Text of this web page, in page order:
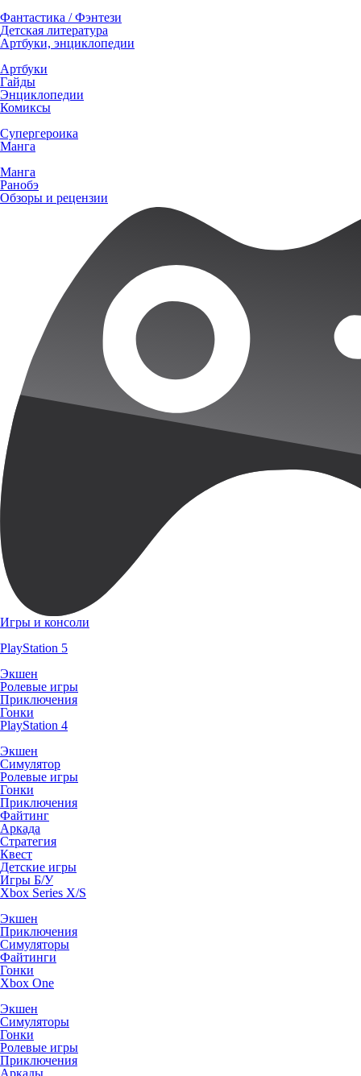
Фантастика / Фэнтези
Детская литература
Артбуки, энциклопедии
Артбуки
Гайды
Энциклопедии
Комиксы
Супергероика
Манга
Манга
Ранобэ
Обзоры и рецензии
Игры и консоли
PlayStation 5
Экшен
Ролевые игры
Приключения
Гонки
PlayStation 4
Экшен
Симулятор
Ролевые игры
Гонки
Приключения
Файтинг
Аркада
Стратегия
Квест
Детские игры
Игры Б/У
Xbox Series X/S
Экшен
Приключения
Симуляторы
Файтинги
Гонки
Xbox One
Экшен
Симуляторы
Гонки
Ролевые игры
Приключения
Аркады